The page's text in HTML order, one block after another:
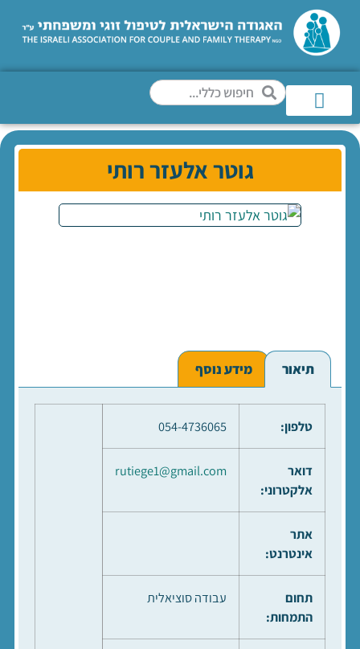
גוטר אלעזר רותי
תיאור מידע נוסף
טלפון: 054-4736065
דואר
אלקטרוני:
rutiege1@gmail.com
אתר
אינטרנט:
תחום
התמחות:
עבודה סוציאלית